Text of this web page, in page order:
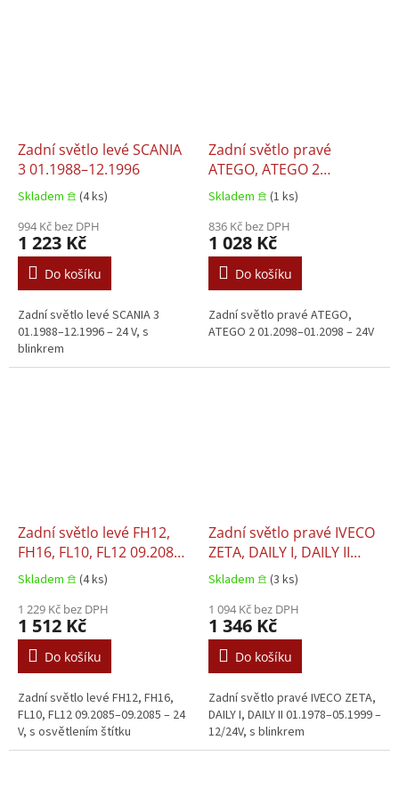
Zadní světlo levé SCANIA
3 01.1988–12.1996
Skladem 𖠿 (4 ks)
994 Kč bez DPH
1 223 Kč
Do košíku
Zadní světlo levé SCANIA 3
01.1988–12.1996 – 24 V, s
blinkrem
Zadní světlo pravé
ATEGO, ATEGO 2
01.2098–01.2098
Skladem 𖠿 (1 ks)
836 Kč bez DPH
1 028 Kč
Do košíku
Zadní světlo pravé ATEGO,
ATEGO 2 01.2098–01.2098 – 24V
Zadní světlo levé FH12,
FH16, FL10, FL12 09.2085–
09.2085
Skladem 𖠿 (4 ks)
1 229 Kč bez DPH
1 512 Kč
Do košíku
Zadní světlo levé FH12, FH16,
FL10, FL12 09.2085–09.2085 – 24
V, s osvětlením štítku
Zadní světlo pravé IVECO
ZETA, DAILY I, DAILY II
01.1978–05.1999
Skladem 𖠿 (3 ks)
1 094 Kč bez DPH
1 346 Kč
Do košíku
Zadní světlo pravé IVECO ZETA,
DAILY I, DAILY II 01.1978–05.1999 –
12/24V, s blinkrem